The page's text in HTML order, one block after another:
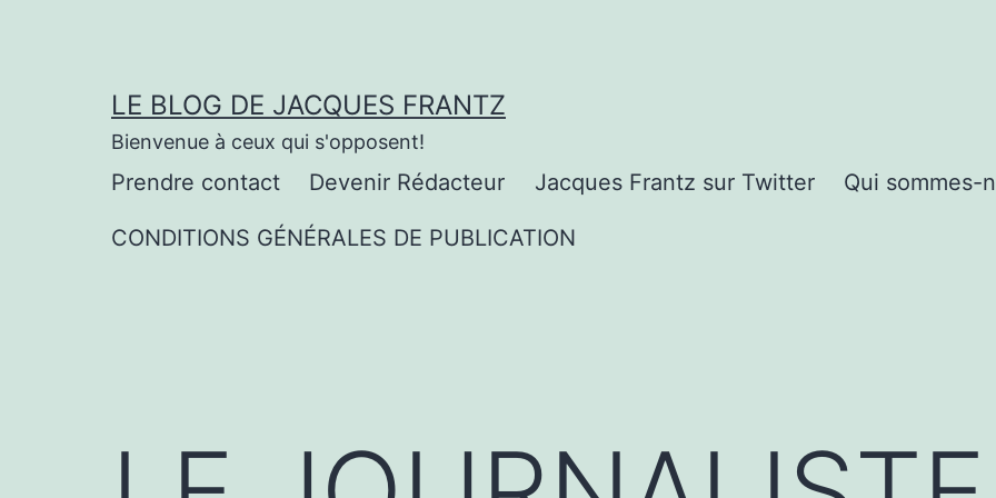
LE BLOG DE JACQUES FRANTZ
Bienvenue à ceux qui s'opposent!
Prendre contact Devenir Rédacteur Jacques Frantz sur Twitter Qui sommes-
CONDITIONS GÉNÉRALES DE PUBLICATION